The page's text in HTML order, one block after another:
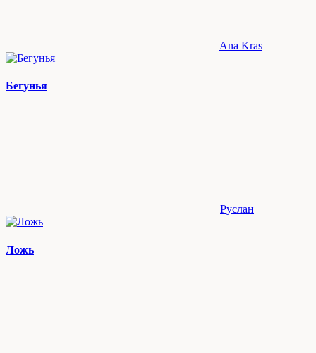
Ana Kras
Бегунья
Руслан
Ложь